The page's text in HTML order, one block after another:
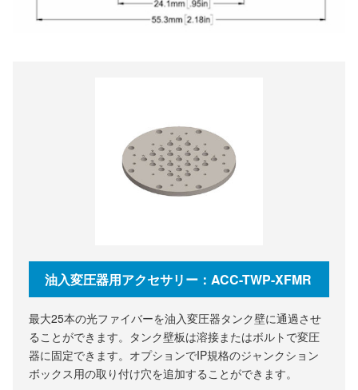
油入変圧器用アクセサリー：ACC-TWP-XFMR
最大25本の光ファイバーを油入変圧器タンク壁に通過させ
ることができます。タンク壁板は溶接またはボルトで変圧
器に固定できます。オプションでIP規格のジャンクション
ボックス用の取り付け穴を追加することができます。